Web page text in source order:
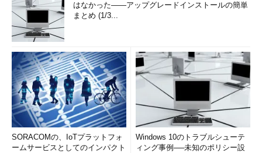
はなかった――アップグレードインストールの簡単
まとめ (1/3...
SORACOMの、IoTプラットフォ
ームサービスとしてのインパクト
Windows 10のトラブルシューテ
ィング事例──未知のポリシー設